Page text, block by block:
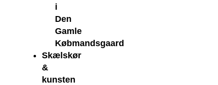
i
Den
Gamle
Købmandsgaard
Skælskør
&
kunsten